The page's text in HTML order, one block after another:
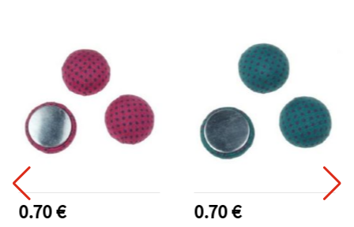
0.70 € 0.70 €